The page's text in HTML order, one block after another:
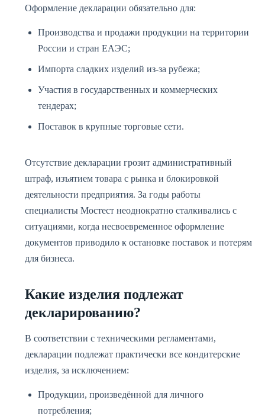
Оформление декларации обязательно для:
Производства и продажи продукции на территории
России и стран ЕАЭС;
Импорта сладких изделий из-за рубежа;
Участия в государственных и коммерческих
тендерах;
Поставок в крупные торговые сети.
Отсутствие декларации грозит административный
штраф, изъятием товара с рынка и блокировкой
деятельности предприятия. За годы работы
специалисты Мостест неоднократно сталкивались с
ситуациями, когда несвоевременное оформление
документов приводило к остановке поставок и потерям
для бизнеса.
Какие изделия подлежат
декларированию?
В соответствии с техническими регламентами,
декларации подлежат практически все кондитерские
изделия, за исключением:
Продукции, произведённой для личного
потребления;